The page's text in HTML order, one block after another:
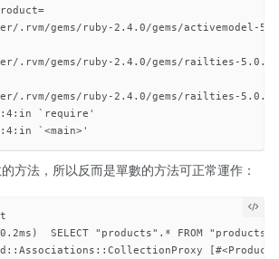
.rvm/gems/ruby-2.4.0/gems/activemodel-
.rvm/gems/ruby-2.4.0/gems/railties-
.rvm/gems/ruby-2.4.0/gems/railties-
`require'
方法，所以反而是單數的方法可正常運作：
SELECT "products".* FROM